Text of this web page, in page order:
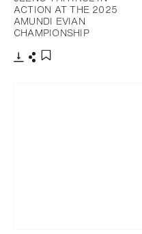
ACTION AT THE 2025
AMUNDI EVIAN
CHAMPIONSHIP